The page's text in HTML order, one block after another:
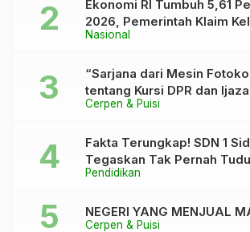
Nasional
Ekonomi RI Tumbuh 5,61
2026, Pemerintah Klaim
“Kutukan” 5 Persen
Cerpen & Puisi
“Sarjana dari Mesin
tentang Kursi DPR dan
Rapi”
Pendidikan
Fakta Terungkap! SDN 1
Tegaskan Tak Pernah
Kaca Pecah
Cerpen & Puisi
NEGERI YANG MENJUAL